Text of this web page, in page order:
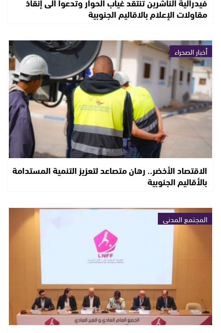
مقاولات الإعلام بالاقاليم الجنوبية
أخبار الصحراء
الاقتصاد الأخضر.. رهان متصاعد لتعزيز التنمية المستدامة
بالأقاليم الجنوبية
المجتمع المدني